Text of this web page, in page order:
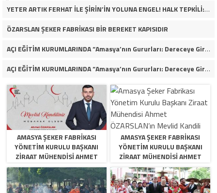
YETER ARTIK FERHAT İLE ŞİRİN’İN YOLUNA ENGEL! HALK TEPKİLİ: “YOLU KAPATMAK ÇÖZÜM DEĞİL, GÖREVİNİ YAP!”
ÖZARSLAN ŞEKER FABRİKASI BİR BEREKET KAPISIDIR
AÇI EĞİTİM KURUMLARINDA “Amasya’nın Gururları: Dereceye Giren Öğrenciler İçin Anlamlı Tören”
AÇI EĞİTİM KURUMLARINDA “Amasya’nın Gururları: Dereceye Giren Öğrenciler İçin Anlamlı Tören”
AMASYA ŞEKER FABRIKASI
YÖNETIM KURULU BAŞKANI
ZIRAAT MÜHENDISI AHMET
ÖZARSLAN’IN MEVLID KANDILI
MESAJI
AMASYA ŞEKER FABRIKASI
YÖNETIM KURULU BAŞKANI
ZIRAAT MÜHENDISI AHMET
ÖZARSLAN’IN MEVLID KANDILI
MESAJI